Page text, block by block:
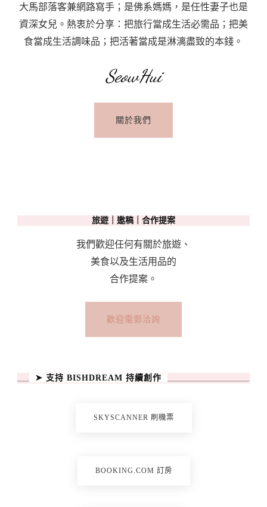
大馬部落客兼網路寫手；是佛系媽媽，是任性妻子也是
資深女兒。熱衷於分享：把旅行當成生活必需品；把美
食當成生活調味品；把活著當成是淋漓盡致的本錢。
SeowHui
關於我們
旅遊｜邀稿｜合作提案
我們歡迎任何有關於旅遊、
美食以及生活用品的
合作提案。
歡迎電郵洽詢
➤ 支持 BISHDREAM 持續創作
SKYSCANNER 刷機票
BOOKING.COM 訂房